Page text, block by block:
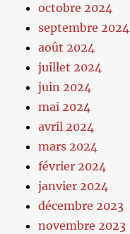
octobre 2024
septembre 2024
août 2024
juillet 2024
juin 2024
mai 2024
avril 2024
mars 2024
février 2024
janvier 2024
décembre 2023
novembre 2023